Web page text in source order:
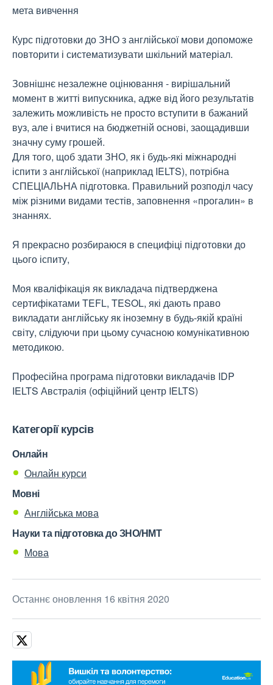
мета вивчення
Курс підготовки до ЗНО з англійської мови допоможе
повторити і систематизувати шкільний матеріал.
Зовнішнє незалежне оцінювання - вирішальний
момент в житті випускника, адже від його результатів
залежить можливість не просто вступити в бажаний
вуз, але і вчитися на бюджетній основі, заощадивши
значну суму грошей.
Для того, щоб здати ЗНО, як і будь-які міжнародні
іспити з англійської (наприклад IELTS), потрібна
СПЕЦІАЛЬНА підготовка. Правильний розподіл часу
між різними видами тестів, заповнення «прогалин» в
знаннях.
Я прекрасно розбираюся в специфіці підготовки до
цього іспиту,
Моя кваліфікація як викладача підтверджена
сертифікатами TEFL, TESOL, які дають право
викладати англійську як іноземну в будь-якій країні
світу, слідуючи при цьому сучасною комунікативною
методикою.
Професійна програма підготовки викладачів IDP
IELTS Австралія (офіційний центр IELTS)
Категорії курсів
Онлайн
Онлайн курси
Мовні
Англійська мова
Науки та підготовка до ЗНО/НМТ
Мова
Останнє оновлення 16 квітня 2020